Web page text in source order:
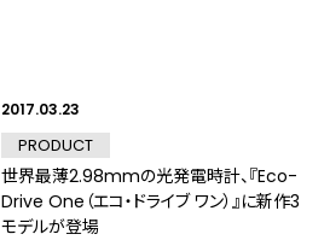
2017.03.23
PRODUCT
世界最薄2.98mmの光発電時計、『Eco-
Drive One（エコ・ドライブ ワン）』に新作3
モデルが登場